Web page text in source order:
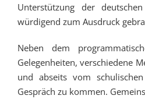
Unterstützung der
würdigend zum Ausdruck
Neben dem
Gelegenheiten, verschiedene
und abseits vom
Gespräch zu kommen.